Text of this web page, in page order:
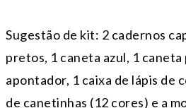
Sugestão de kit: 2 cadernos
pretos, 1 caneta azul, 1
apontador, 1 caixa de lápis de
de canetinhas (12 cores) e a